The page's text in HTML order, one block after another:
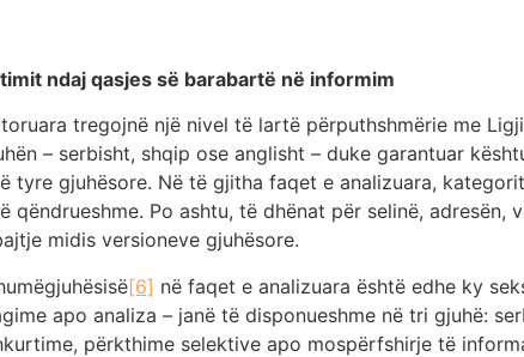
ndaj qasjes së barabartë në informim
tregojnë një nivel të lartë përputhshmërie me
– serbisht, shqip ose anglisht – duke garantuar
gjuhësore. Në të gjitha faqet e analizuara,
Po ashtu, të dhënat për selinë, adresën,
midis versioneve gjuhësore.
[6] në faqet e analizuara është edhe ky
apo analiza – janë të disponueshme në tri gjuhë:
përkthime selektive apo mospërfshirje të